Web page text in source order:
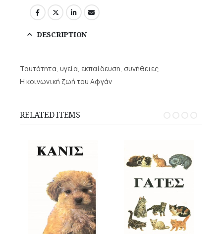
DESCRIPTION
Ταυ­τό­τη­τα, υγεί­α, εκ­παί­δευ­ση, συ­νή­θειες.
Η κοι­νω­νι­κή ζω­ή του Αφ­γάν
RELATED ITEMS